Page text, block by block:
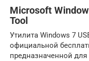
Microsoft
Tool
Утилита Windows 7
официальной
предназначенной